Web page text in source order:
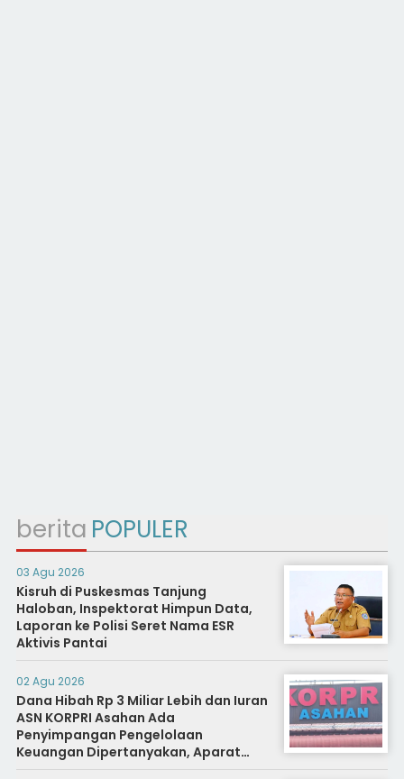
berita POPULER
03 Agu 2026
Kisruh di Puskesmas Tanjung
Haloban, Inspektorat Himpun Data,
Laporan ke Polisi Seret Nama ESR
Aktivis Pantai
02 Agu 2026
Dana Hibah Rp 3 Miliar Lebih dan Iuran
ASN KORPRI Asahan Ada
Penyimpangan Pengelolaan
Keuangan Dipertanyakan, Aparat
Diminta Segera Usut